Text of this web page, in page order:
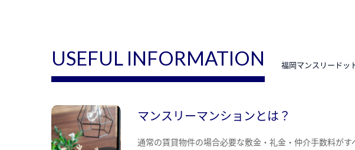
USEFUL INFORMATION 福岡マンスリードッ
マンスリーマンションとは？
通常の賃貸物件の場合必要な敷金・礼金・仲介手数料がす